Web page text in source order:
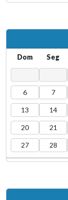
29
Defesa:
Dom Seg
6 7
13 14
20 21
27 28